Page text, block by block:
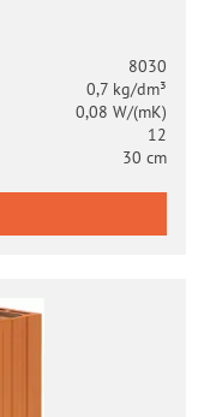
8030
0,7 kg/dm³
0,08 W/(mK)
12
30 cm